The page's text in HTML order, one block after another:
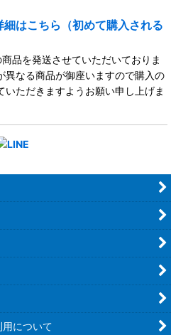
はこちら（初めて購入される
品を発送させていただいておりま
異なる商品が御座いますので購入の
ただきますようお願い申し上げま
について